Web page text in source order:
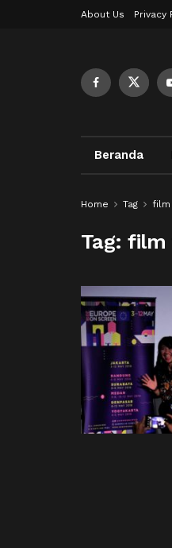
About Us Privacy
Beranda
Home Tag
Tag:film